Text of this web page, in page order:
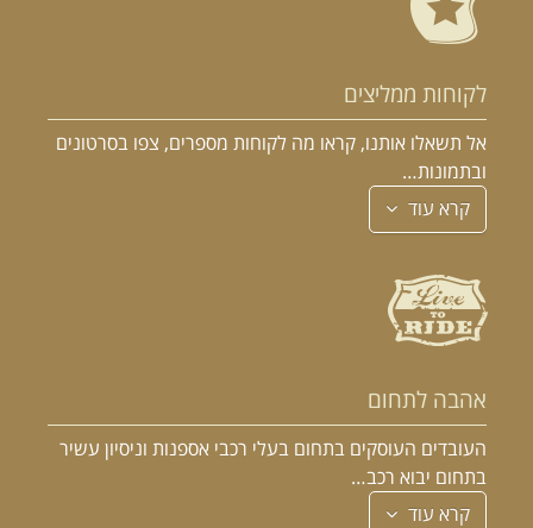
לקוחות ממליצים
אל תשאלו אותנו, קראו מה לקוחות מספרים, צפו בסרטונים
ובתמונות…
קרא עוד
אהבה לתחום
העובדים העוסקים בתחום בעלי רכבי אספנות וניסיון עשיר
בתחום יבוא רכב…
קרא עוד